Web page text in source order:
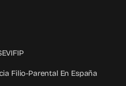
Filio-Parental En España